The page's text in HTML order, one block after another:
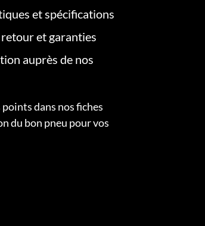
et spécifications
et garanties
auprès de nos
dans nos fiches
du bon pneu pour vos